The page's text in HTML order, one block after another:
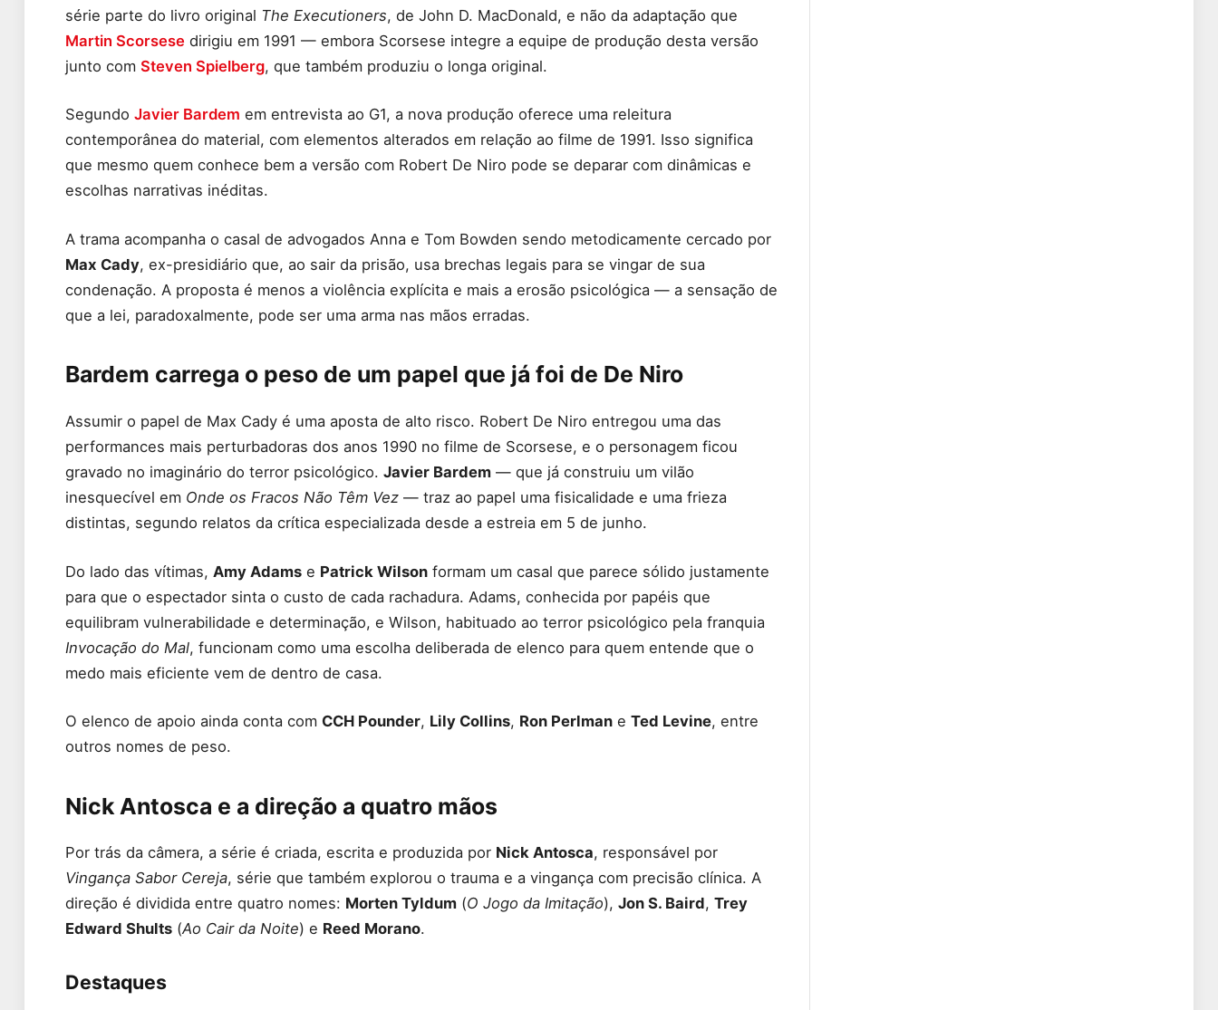
série parte do livro original The Executioners, de John D. MacDonald, e não da adaptação que
Martin Scorsese dirigiu em 1991 — embora Scorsese integre a equipe de produção desta versão
junto com Steven Spielberg, que também produziu o longa original.
Segundo Javier Bardem em entrevista ao G1, a nova produção oferece uma releitura
contemporânea do material, com elementos alterados em relação ao filme de 1991. Isso significa
que mesmo quem conhece bem a versão com Robert De Niro pode se deparar com dinâmicas e
escolhas narrativas inéditas.
A trama acompanha o casal de advogados Anna e Tom Bowden sendo metodicamente cercado por
Max Cady, ex-presidiário que, ao sair da prisão, usa brechas legais para se vingar de sua
condenação. A proposta é menos a violência explícita e mais a erosão psicológica — a sensação de
que a lei, paradoxalmente, pode ser uma arma nas mãos erradas.
Bardem carrega o peso de um papel que já foi de De Niro
Assumir o papel de Max Cady é uma aposta de alto risco. Robert De Niro entregou uma das
performances mais perturbadoras dos anos 1990 no filme de Scorsese, e o personagem ficou
gravado no imaginário do terror psicológico. Javier Bardem — que já construiu um vilão
inesquecível em Onde os Fracos Não Têm Vez — traz ao papel uma fisicalidade e uma frieza
distintas, segundo relatos da crítica especializada desde a estreia em 5 de junho.
Do lado das vítimas, Amy Adams e Patrick Wilson formam um casal que parece sólido justamente
para que o espectador sinta o custo de cada rachadura. Adams, conhecida por papéis que
equilibram vulnerabilidade e determinação, e Wilson, habituado ao terror psicológico pela franquia
Invocação do Mal, funcionam como uma escolha deliberada de elenco para quem entende que o
medo mais eficiente vem de dentro de casa.
O elenco de apoio ainda conta com CCH Pounder, Lily Collins, Ron Perlman e Ted Levine, entre
outros nomes de peso.
Nick Antosca e a direção a quatro mãos
Por trás da câmera, a série é criada, escrita e produzida por Nick Antosca, responsável por
Vingança Sabor Cereja, série que também explorou o trauma e a vingança com precisão clínica. A
direção é dividida entre quatro nomes: Morten Tyldum (O Jogo da Imitação), Jon S. Baird, Trey
Edward Shults (Ao Cair da Noite) e Reed Morano.
Destaques